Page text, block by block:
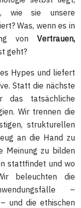
wie sie unsere
Was, wenn es in
von Vertrauen,
geht?
Hypes und liefert
Statt die nächste
das tatsächliche
Wir trennen die
strukturellen
an die Hand zu
Meinung zu bilden
stattfindet und wo
beleuchten die
–
und die ethischen